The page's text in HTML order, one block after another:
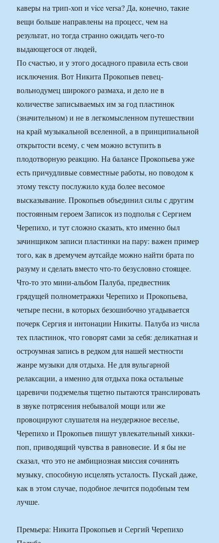
каверы на трип-хоп и vice versa? Да, конечно, такие
вещи больше направлены на процесс, чем на
результат, но тогда странно ожидать чего-то
выдающегося от людей,
По счастью, и у этого досадного правила есть свои
исключения. Вот Никита Прокопьев певец-
вольнодумец широкого размаха, и дело не в
количестве записываемых им за год пластинок
(значительном) и не в легкомысленном путешествии
на край музыкальной вселенной, а в принципиальной
открытости всему, с чем можно вступить в
плодотворную реакцию. На балансе Прокопьева уже
есть причудливые совместные работы, но поводом к
этому тексту послужило куда более весомое
высказывание. Прокопьев объединил силы с другим
постоянным героем Записок из подполья с Сергием
Черепихо, и тут сложно сказать, кто именно был
зачинщиком записи пластинки на пару: важен пример
того, как в дремучем аутсайде можно найти брата по
разуму и сделать вместо что-то безусловно стоящее.
Что-то это мини-альбом Палуба, предвестник
грядущей полнометражки Черепихо и Прокопьева,
четыре песни, в которых безошибочно угадывается
почерк Сергия и интонации Никиты. Палуба из числа
тех пластинок, что говорят сами за себя: деликатная и
остроумная запись в редком для нашей местности
жанре музыки для отдыха. Не для вульгарной
релаксации, а именно для отдыха пока остальные
царевичи подземелья тщетно пытаются транслировать
в звуке потрясения небывалой мощи или же
провоцируют слушателя на неудержное веселье,
Черепихо и Прокопьев пишут увлекательный хикки-
поп, приводящий чувства в равновесие. И я бы не
сказал, что это не амбициозная миссия сочинять
музыку, способную исцелять усталость. Пускай даже,
как в этом случае, подобное лечится подобным тем
лучше.
Премьера: Никита Прокопьев и Сергий Черепихо